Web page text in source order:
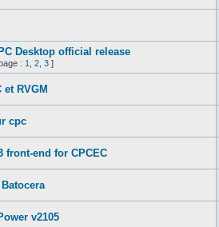
Desktop official release
: 1 2 3 ]
et RVGM
cpc
front-end for CPCEC
Batocera
v2105